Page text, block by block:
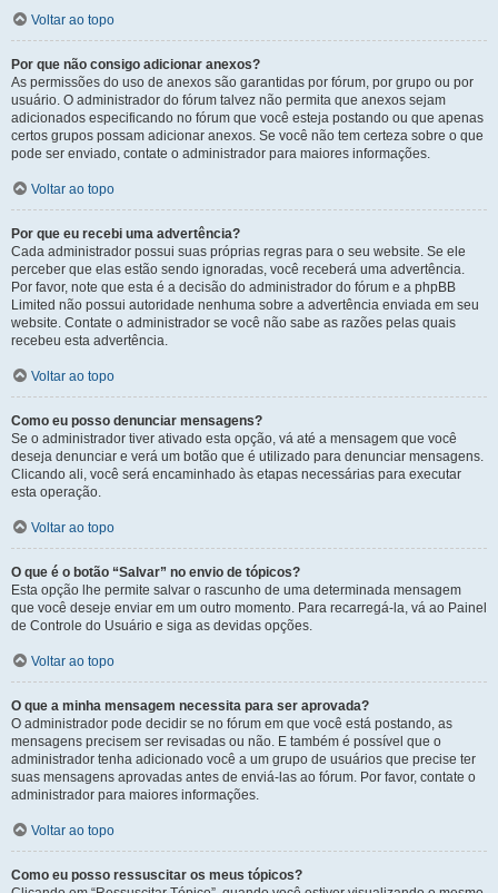
Voltar ao topo
Por que não consigo adicionar anexos?
As permissões do uso de anexos são garantidas por fórum, por grupo ou por
usuário. O administrador do fórum talvez não permita que anexos sejam
adicionados especificando no fórum que você esteja postando ou que apenas
certos grupos possam adicionar anexos. Se você não tem certeza sobre o que
pode ser enviado, contate o administrador para maiores informações.
Voltar ao topo
Por que eu recebi uma advertência?
Cada administrador possui suas próprias regras para o seu website. Se ele
perceber que elas estão sendo ignoradas, você receberá uma advertência.
Por favor, note que esta é a decisão do administrador do fórum e a phpBB
Limited não possui autoridade nenhuma sobre a advertência enviada em seu
website. Contate o administrador se você não sabe as razões pelas quais
recebeu esta advertência.
Voltar ao topo
Como eu posso denunciar mensagens?
Se o administrador tiver ativado esta opção, vá até a mensagem que você
deseja denunciar e verá um botão que é utilizado para denunciar mensagens.
Clicando ali, você será encaminhado às etapas necessárias para executar
esta operação.
Voltar ao topo
O que é o botão “Salvar” no envio de tópicos?
Esta opção lhe permite salvar o rascunho de uma determinada mensagem
que você deseje enviar em um outro momento. Para recarregá-la, vá ao Painel
de Controle do Usuário e siga as devidas opções.
Voltar ao topo
O que a minha mensagem necessita para ser aprovada?
O administrador pode decidir se no fórum em que você está postando, as
mensagens precisem ser revisadas ou não. E também é possível que o
administrador tenha adicionado você a um grupo de usuários que precise ter
suas mensagens aprovadas antes de enviá-las ao fórum. Por favor, contate o
administrador para maiores informações.
Voltar ao topo
Como eu posso ressuscitar os meus tópicos?